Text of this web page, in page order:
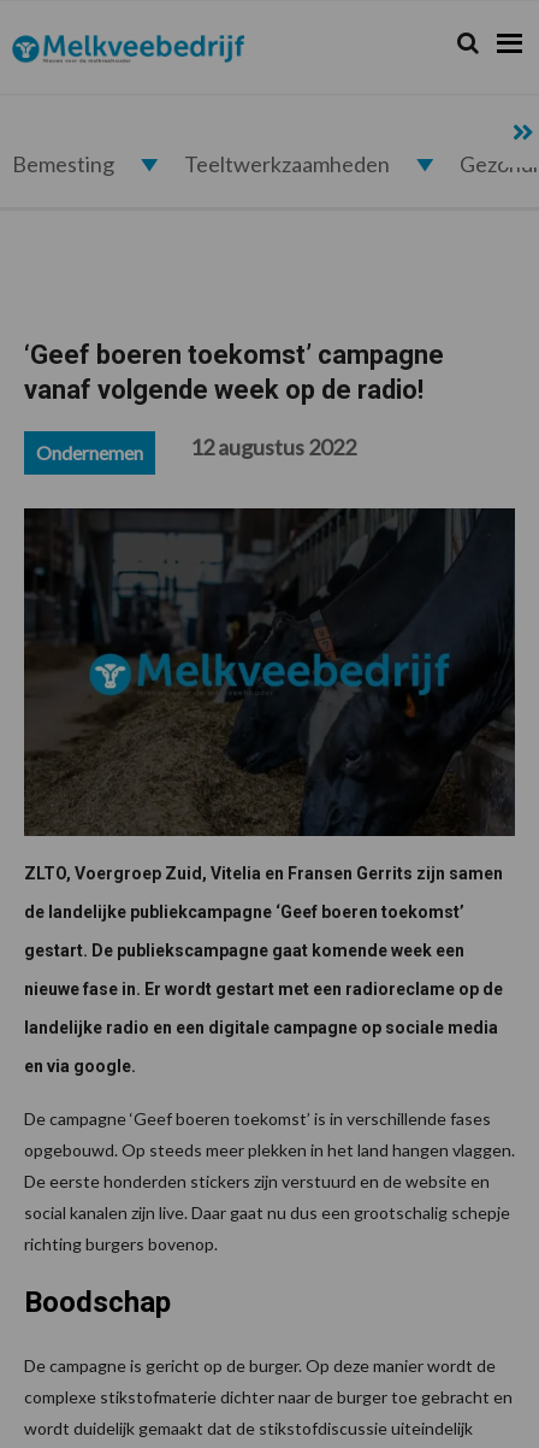
de
hoofdnavigatie
de
hoofd
de
eerste
de
voettekst
Melkveebedrijf.nl Zoeken...
Zoek
Bemesting Teeltwerkzaamheden
‘Geef boeren toekomst’ campagne
vanaf volgende week op de radio!
Ondernemen 12 augustus 2022
ZLTO, Voergroep Zuid, Vitelia en Fransen Gerrits zijn samen
de landelijke publiekcampagne ‘Geef boeren toekomst’
gestart. De publiekscampagne gaat komende week een
nieuwe fase in. Er wordt gestart met een radioreclame op de
landelijke radio en een digitale campagne op sociale media
en via google.
De campagne ‘Geef boeren toekomst’ is in verschillende fases
opgebouwd. Op steeds meer plekken in het land hangen vlaggen.
De eerste honderden stickers zijn verstuurd en de website en
social kanalen zijn live. Daar gaat nu dus een grootschalig schepje
richting burgers bovenop.
Boodschap
De campagne is gericht op de burger. Op deze manier wordt de
complexe stikstofmaterie dichter naar de burger toe gebracht en
wordt duidelijk gemaakt dat de stikstofdiscussie uiteindelijk